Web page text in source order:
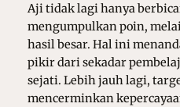
Aji tidak lagi hanya
mengumpulkan poin,
hasil besar. Hal ini
pikir dari sekadar
sejati. Lebih jauh lagi,
mencerminkan